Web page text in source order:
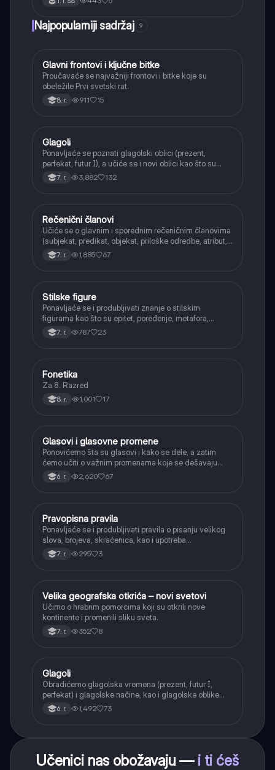
Najpopularniji sadržaj 9
Istorija
Glavni frontovi i ključne bitke
Proučavaće se najvažniji frontovi i bitke koje su
obeležile Prvi svetski rat.
8. r. 911 15
Srpski jezik
Glagoli
Ponavljaće se poznati glagolski oblici (prezent,
perfekat, futur I), a učiće se i novi oblici kao što su
aorist, imperfekat, pluskvamperfekat, futur II, kao i
glagolski prilozi i pridevi.
7. r. 3,882 132
Srpski jezik
Rečenični članovi
Učiće se o glavnim i sporednim rečeničnim članovima
(subjekat, predikat, objekat, priloške odredbe, atribut,
apozicija) i njihovoj funkciji.
7. r. 1,885 67
Srpski jezik
Stilske figure
Ponavljaće se i produbljivati znanje o stilskim
figurama kao što su epitet, poređenje, metafora,
personifikacija, hiperbola, onomatopeja, aliteracija i
asonanca, razumevajući njihovu ulogu u tekstu.
7. r. 787 23
Srpski jezik
Fonetika
Za 8. Razred
8. r. 1,001 17
Srpski jezik
Glasovi i glasovne promene
Ponovićemo šta su glasovi i kako se dele, a zatim
ćemo učiti o važnim promenama koje se dešavaju
kada se glasovi nađu jedan pored drugog u rečima
(npr. jednačenje suglasnika po zvučnosti i mestu
6. r. 2,620 67
Srpski jezik
Pravopisna pravila
Ponavljaće se i produbljivati pravila o pisanju velikog
slova, brojeva, skraćenica, kao i upotreba
interpunkcije, sa posebnim fokusom na zarez u
složenoj rečenici.
7. r. 295 3
Istorija
Velika geografska otkrića – novi svetovi
Učimo o hrabrim pomorcima koji su otkrili nove
kontinente i promenili sliku sveta.
7. r. 352 8
Srpski jezik
Glagoli
Obradićemo glagolska vremena (prezent, futur I,
perfekat) i glagolske načine, kao i glagolske oblike
(infinitiv, glagolski pridevi i prilozi) i glagolski vid
(svršeni i nesvršeni).
6. r. 1,492 73
Učenici nas obožavaju — i ti ćeš